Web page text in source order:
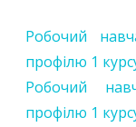
Робочий
профілю 1
Робочий
профілю 1